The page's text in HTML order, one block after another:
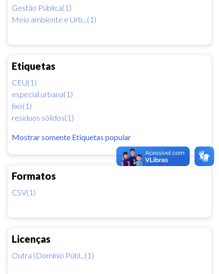
Gestão Pública(1)
Meio ambiente e Urb...(1)
Etiquetas
CEU(1)
especial urbana(1)
lixo(1)
resíduos sólidos(1)
Mostrar somente Etiquetas popular
Formatos
CSV(1)
Licenças
Outra (Domínio Públ...(1)